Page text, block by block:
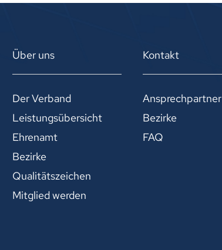
Über uns
Der Verband
Leistungsübersicht
Ehrenamt
Bezirke
Qualitätszeichen
Mitglied werden
Kontakt
Ansprechpartner
Bezirke
FAQ